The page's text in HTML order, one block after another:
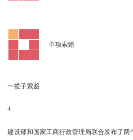
单项索赔
一揽子索赔
4.
建设部和国家工商行政管理局联合发布了两